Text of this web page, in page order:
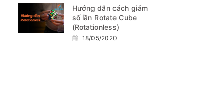
Hướng dẫn cách giảm
số lần Rotate Cube
(Rotationless)
18/05/2020